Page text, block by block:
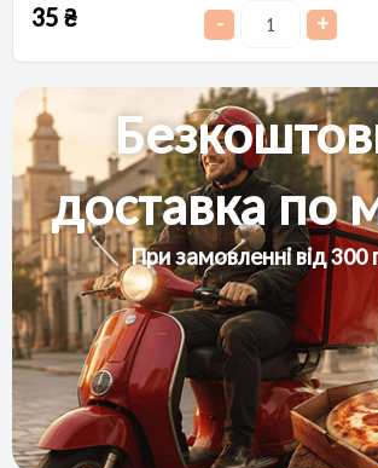
35₴ - +
доставка по
При замовленні від 300